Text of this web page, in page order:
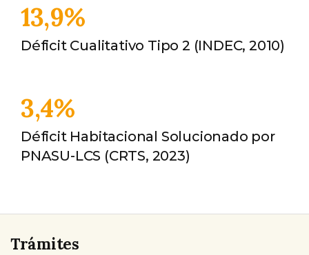
13,9%
Déficit Cualitativo Tipo 2 (INDEC, 2010)
3,4%
Déficit Habitacional Solucionado por
PNASU-LCS (CRTS, 2023)
Trámites